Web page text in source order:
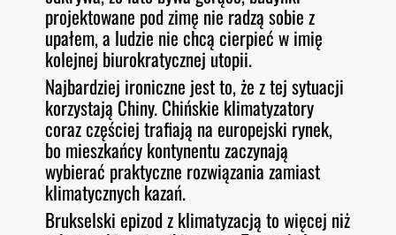
projektowane pod zimę nie radzą sobie z
upałem, a ludzie nie chcą cierpieć w imię
kolejnej biurokratycznej utopii.
Najbardziej ironiczne jest to, że z tej sytuacji
korzystają Chiny. Chińskie klimatyzatory
coraz częściej trafiają na europejski rynek,
bo mieszkańcy kontynentu zaczynają
wybierać praktyczne rozwiązania zamiast
klimatycznych kazań.
Brukselski epizod z klimatyzacją to więcej niż